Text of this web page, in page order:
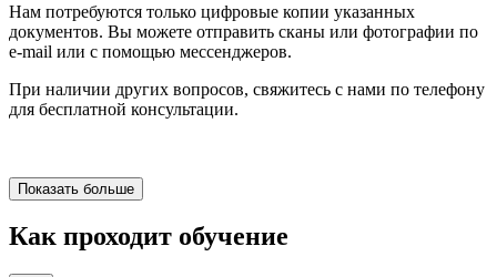
Нам потребуются только цифровые копии указанных
документов. Вы можете отправить сканы или фотографии по
e-mail или с помощью мессенджеров.
При наличии других вопросов, свяжитесь с нами по телефону
для бесплатной консультации.
Показать больше
Как проходит обучение